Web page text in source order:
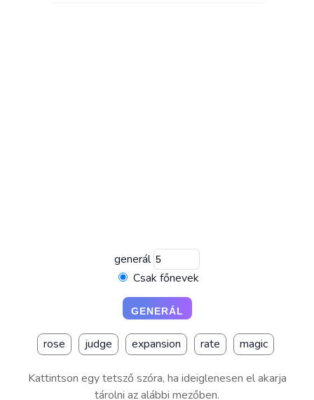
generál
Csak főnevek
rose judge expansion rate magic
Kattintson egy tetsző szóra, ha ideiglenesen el akarja
tárolni az alábbi mezőben.